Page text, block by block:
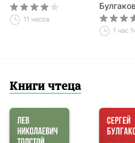
11 часов
1 час
Книги чтеца